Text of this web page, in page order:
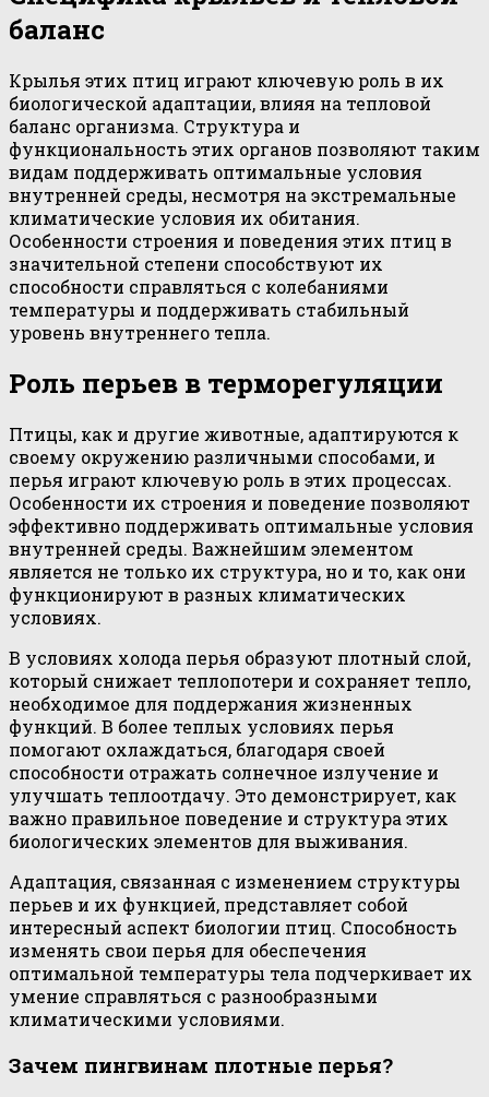
баланс
Крылья этих птиц играют ключевую роль в их
биологической адаптации, влияя на тепловой
баланс организма. Структура и
функциональность этих органов позволяют таким
видам поддерживать оптимальные условия
внутренней среды, несмотря на экстремальные
климатические условия их обитания.
Особенности строения и поведения этих птиц в
значительной степени способствуют их
способности справляться с колебаниями
температуры и поддерживать стабильный
уровень внутреннего тепла.
Роль перьев в терморегуляции
Птицы, как и другие животные, адаптируются к
своему окружению различными способами, и
перья играют ключевую роль в этих процессах.
Особенности их строения и поведение позволяют
эффективно поддерживать оптимальные условия
внутренней среды. Важнейшим элементом
является не только их структура, но и то, как они
функционируют в разных климатических
условиях.
В условиях холода перья образуют плотный слой,
который снижает теплопотери и сохраняет тепло,
необходимое для поддержания жизненных
функций. В более теплых условиях перья
помогают охлаждаться, благодаря своей
способности отражать солнечное излучение и
улучшать теплоотдачу. Это демонстрирует, как
важно правильное поведение и структура этих
биологических элементов для выживания.
Адаптация, связанная с изменением структуры
перьев и их функцией, представляет собой
интересный аспект биологии птиц. Способность
изменять свои перья для обеспечения
оптимальной температуры тела подчеркивает их
умение справляться с разнообразными
климатическими условиями.
Зачем пингвинам плотные перья?